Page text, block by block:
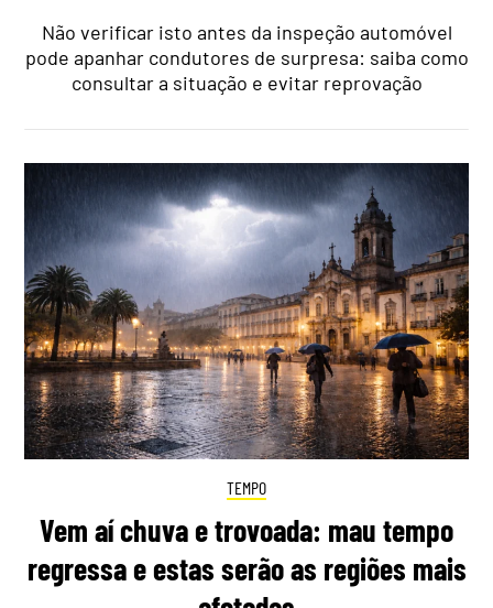
Não verificar isto antes da inspeção automóvel
pode apanhar condutores de surpresa: saiba como
consultar a situação e evitar reprovação
TEMPO
Vem aí chuva e trovoada: mau tempo
regressa e estas serão as regiões mais